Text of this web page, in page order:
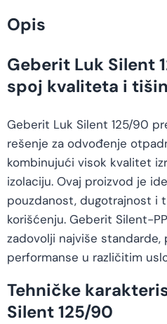
Opis
Geberit Luk Silent
spoj kvaliteta i
Geberit Luk Silent 125/90
rešenje za odvođenje
kombinujući visok kvalitet
izolaciju. Ovaj proizvod je
pouzdanost, dugotrajnost i
korišćenju. Geberit Silent-
zadovolji najviše standarde,
performanse u različitim
Tehničke
Silent 125/90